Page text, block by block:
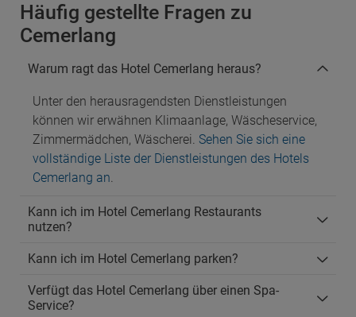
Häufig gestellte Fragen zu
Cemerlang
Warum ragt das Hotel Cemerlang heraus?
Unter den herausragendsten Dienstleistungen
können wir erwähnen Klimaanlage, Wäscheservice,
Zimmermädchen, Wäscherei. Sehen Sie sich eine
vollständige Liste der Dienstleistungen des Hotels
Cemerlang an.
Kann ich im Hotel Cemerlang Restaurants
nutzen?
Kann ich im Hotel Cemerlang parken?
Verfügt das Hotel Cemerlang über einen Spa-
Service?